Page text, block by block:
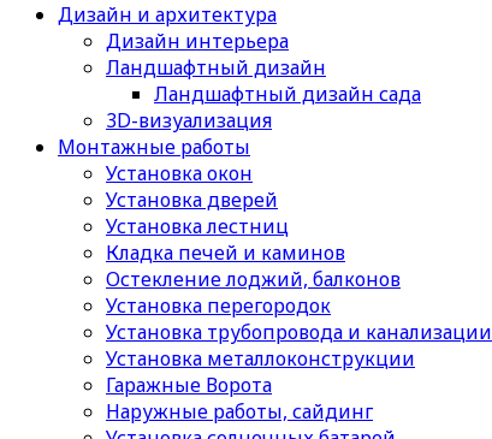
Дизайн и архитектура
Дизайн интерьера
Ландшафтный дизайн
Ландшафтный дизайн сада
3D-визуализация
Монтажные работы
Установка окон
Установка дверей
Установка лестниц
Кладка печей и каминов
Остекление лоджий, балконов
Установка перегородок
Установка трубопровода и канализации
Установка металлоконструкции
Гаражные Ворота
Наружные работы, сайдинг